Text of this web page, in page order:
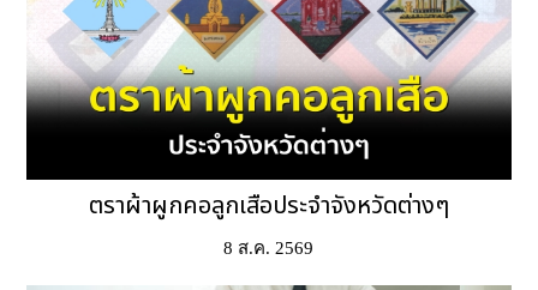
ตราผ้าผูกคอลูกเสือประจำจังหวัดต่างๆ
8 ส.ค. 2569